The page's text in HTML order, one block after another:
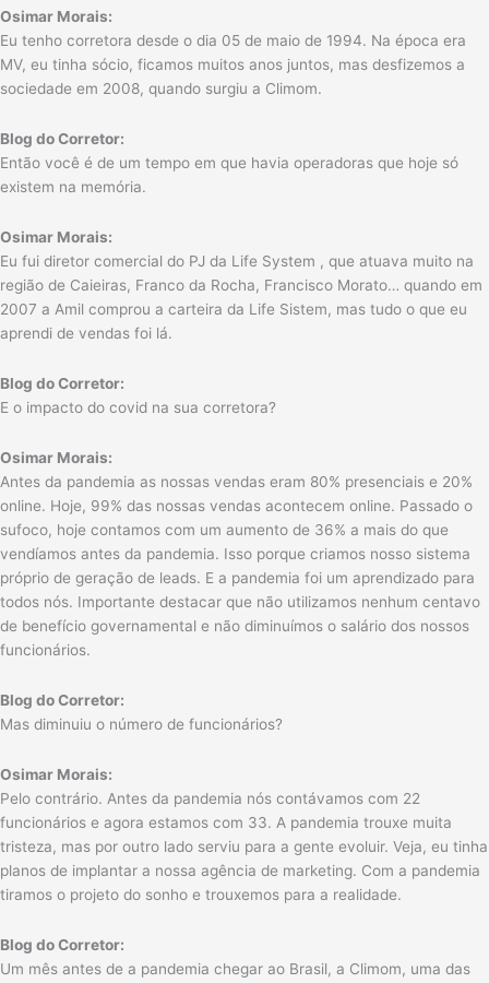
Osimar Morais:
Eu tenho corretora desde o dia 05 de maio de 1994. Na época era
MV, eu tinha sócio, ficamos muitos anos juntos, mas desfizemos a
sociedade em 2008, quando surgiu a Climom.
Blog do Corretor:
Então você é de um tempo em que havia operadoras que hoje só
existem na memória.
Osimar Morais:
Eu fui diretor comercial do PJ da Life System , que atuava muito na
região de Caieiras, Franco da Rocha, Francisco Morato… quando em
2007 a Amil comprou a carteira da Life Sistem, mas tudo o que eu
aprendi de vendas foi lá.
Blog do Corretor:
E o impacto do covid na sua corretora?
Osimar Morais:
Antes da pandemia as nossas vendas eram 80% presenciais e 20%
online. Hoje, 99% das nossas vendas acontecem online. Passado o
sufoco, hoje contamos com um aumento de 36% a mais do que
vendíamos antes da pandemia. Isso porque criamos nosso sistema
próprio de geração de leads. E a pandemia foi um aprendizado para
todos nós. Importante destacar que não utilizamos nenhum centavo
de benefício governamental e não diminuímos o salário dos nossos
funcionários.
Blog do Corretor:
Mas diminuiu o número de funcionários?
Osimar Morais:
Pelo contrário. Antes da pandemia nós contávamos com 22
funcionários e agora estamos com 33. A pandemia trouxe muita
tristeza, mas por outro lado serviu para a gente evoluir. Veja, eu tinha
planos de implantar a nossa agência de marketing. Com a pandemia
tiramos o projeto do sonho e trouxemos para a realidade.
Blog do Corretor:
Um mês antes de a pandemia chegar ao Brasil, a Climom, uma das